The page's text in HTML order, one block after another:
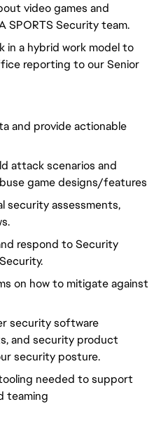
video games and
SPORTS Security team.
in a hybrid work model to
reporting to our Senior
and provide actionable
attack scenarios and
game designs/features
security assessments,
respond to Security
on how to mitigate against
security software
and security product
security posture.
needed to support
teaming